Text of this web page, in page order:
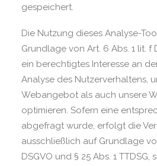
gespeichert.
Die Nutzung dieses Analyse-
Grundlage von Art. 6 Abs. 1 lit. f
ein berechtigtes Interesse an
Analyse des Nutzerverhaltens,
Webangebot als auch unsere
optimieren. Sofern eine
abgefragt wurde, erfolgt die
ausschließlich auf Grundlage
DSGVO und § 25 Abs. 1 TTDSG,